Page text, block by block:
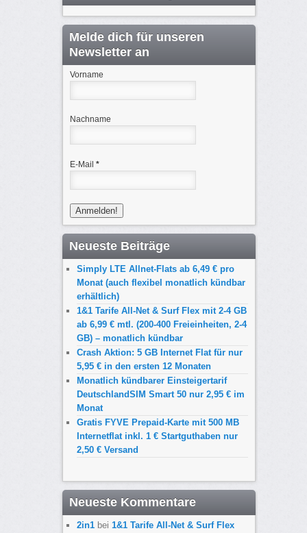
Melde dich für unseren
Newsletter an
Vorname
Nachname
E-Mail *
Neueste Beiträge
Simply LTE Allnet-Flats ab 6,49 € pro
Monat (auch flexibel monatlich kündbar
erhältlich)
1&1 Tarife All-Net & Surf Flex mit 2-4 GB
ab 6,99 € mtl. (200-400 Freieinheiten, 2-4
GB) – monatlich kündbar
Crash Aktion: 5 GB Internet Flat für nur
5,95 € in den ersten 12 Monaten
Monatlich kündbarer Einsteigertarif
DeutschlandSIM Smart 50 nur 2,95 € im
Monat
Gratis FYVE Prepaid-Karte mit 500 MB
Internetflat inkl. 1 € Startguthaben nur
2,50 € Versand
Neueste Kommentare
2in1bei 1&1 Tarife All-Net & Surf Flex